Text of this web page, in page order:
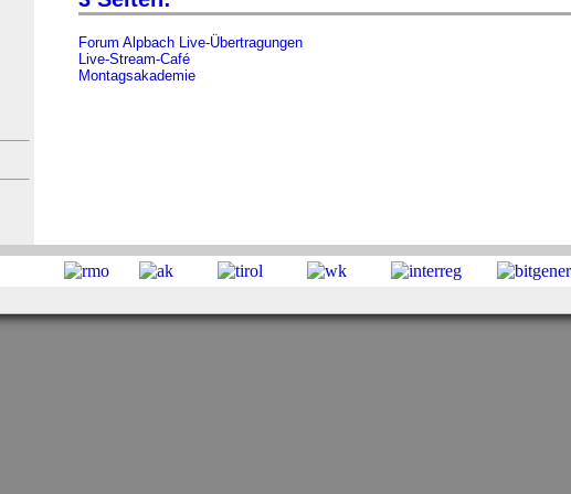
Forum Alpbach Live-Übertragungen
Live-Stream-Café
Montagsakademie